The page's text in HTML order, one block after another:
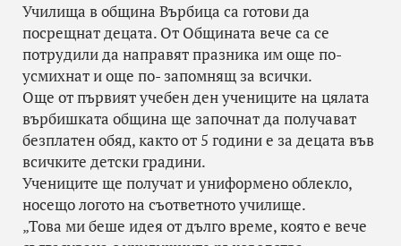
Училища в община Върбица са готови да
посрещнат децата. От Общината вече са се
потрудили да направят празника им още по-
усмихнат и още по- запомнящ за всички.
Още от първият учебен ден учениците на цялата
върбишката община ще започнат да получават
безплатен обяд, както от 5 години е за децата във
всичките детски градини.
Учениците ще получат и униформено облекло,
носещо логото на съответното училище.
„Това ми беше идея от дълго време, която е вече